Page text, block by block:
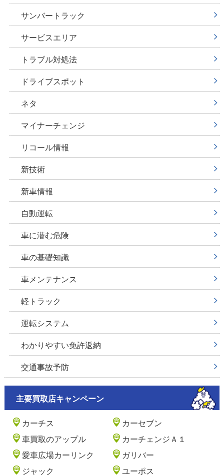
サンバートラック
サービスエリア
トラブル対処法
ドライブスポット
ネタ
マイナーチェンジ
リコール情報
新技術
新車情報
自動運転
車に潜む危険
車の基礎知識
車メンテナンス
軽トラック
運転システム
わかりやすい免許返納
交通事故予防
主要買取店キャンペーン
カーチス
カーセブン
車買取のアップル
カーチェンジＡ１
愛車広場カーリンク
ガリバー
ジャック
ユーポス